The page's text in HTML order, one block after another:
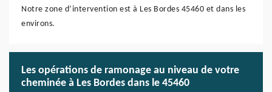
Notre zone d’intervention est à Les Bordes 45460 et dans les
environs.
Les opérations de ramonage au niveau de votre
cheminée à Les Bordes dans le 45460